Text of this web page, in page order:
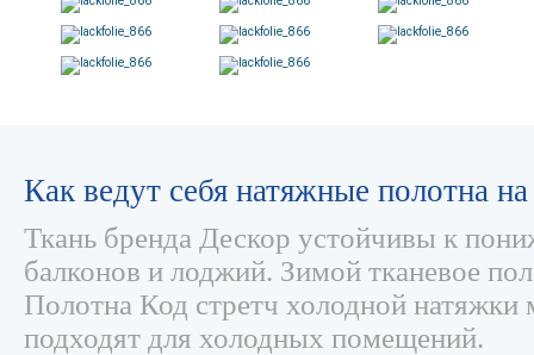
Как ведут себя натяжные полотна
Ткань бренда Дескор устойчивы к
балконов и лоджий. Зимой тканевое
Полотна Код стретч холодной натяжки
подходят для холодных помещений.